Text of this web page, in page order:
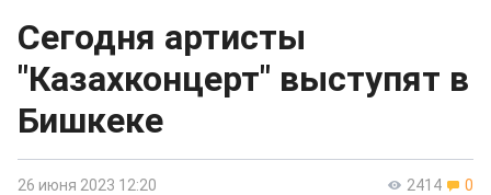
Сегодня артисты
"Казахконцерт" выступят в
Бишкеке
2414 0
26 июня 2023 12:20